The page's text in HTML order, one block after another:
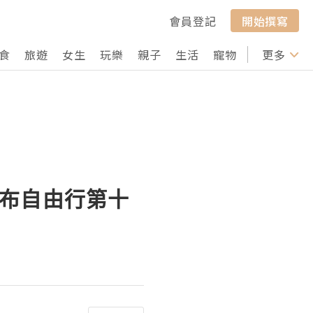
會員登記
開始撰寫
旅遊 女生 玩樂 親子 生活 寵物 行山 打卡
更多
自由行第十